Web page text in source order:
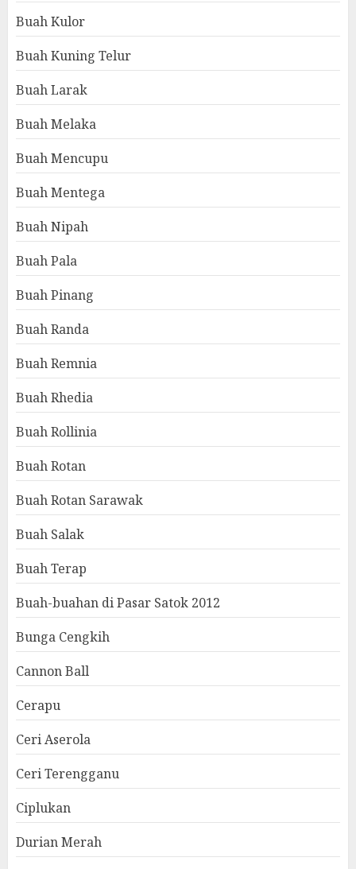
Buah Kulor
Buah Kuning Telur
Buah Larak
Buah Melaka
Buah Mencupu
Buah Mentega
Buah Nipah
Buah Pala
Buah Pinang
Buah Randa
Buah Remnia
Buah Rhedia
Buah Rollinia
Buah Rotan
Buah Rotan Sarawak
Buah Salak
Buah Terap
Buah-buahan di Pasar Satok 2012
Bunga Cengkih
Cannon Ball
Cerapu
Ceri Aserola
Ceri Terengganu
Ciplukan
Durian Merah